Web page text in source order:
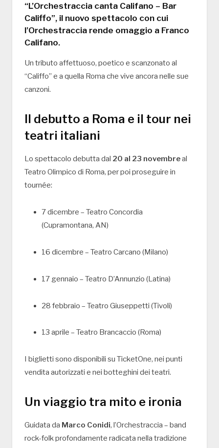
“L’Orchestraccia canta Califano – Bar
Califfo”, il nuovo spettacolo con cui
l’Orchestraccia rende omaggio a Franco
Califano.
Un tributo affettuoso, poetico e scanzonato al
“Califfo” e a quella Roma che vive ancora nelle sue
canzoni.
Il debutto a Roma e il tour nei
teatri italiani
Lo spettacolo debutta dal 20 al 23 novembreal
Teatro Olimpico di Roma, per poi proseguire in
tournée:
7 dicembre – Teatro Concordia
(Cupramontana, AN)
16 dicembre – Teatro Carcano (Milano)
17 gennaio – Teatro D’Annunzio (Latina)
28 febbraio – Teatro Giuseppetti (Tivoli)
13 aprile – Teatro Brancaccio (Roma)
I biglietti sono disponibili su TicketOne, nei punti
vendita autorizzati e nei botteghini dei teatri.
Un viaggio tra mito e ironia
Guidata da Marco Conidi, l’Orchestraccia – band
rock-folk profondamente radicata nella tradizione